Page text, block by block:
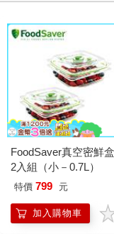
上的影像。因此，本
的集體智慧與相互交
後，立下要與「市民
彈劾的時刻與春天的
節。然而這一切都不
力，融化冬日的霜雪
氣息時，就能從中感
地，我認為我們民主
鬥與渴望所凝聚而成
日。
FoodSaver真空密鮮盒
2入組（小－0.7L）
特價 799 元
加入購物車